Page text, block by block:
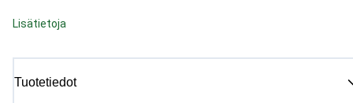
Lisätietoja
Tuotetiedot